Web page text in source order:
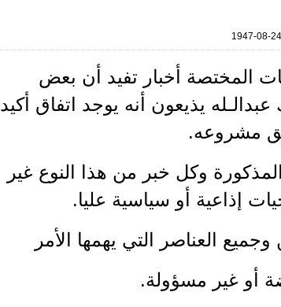
1947-08-24
المختصة أخبار تفيد أن بعض
يذيعون أنه يوجد اتفاق أكيد
مشروعه.
وكل خبر من هذا النوع غير
إذاعية أو سياسية عليا.
العناصر التي يهمها الأمر
أو غير مسؤولة.